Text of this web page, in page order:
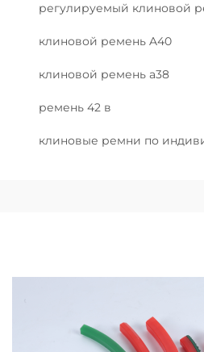
регулируемый клиновой
клиновой ремень A40
клиновой ремень a38
ремень 42 в
клиновые ремни по